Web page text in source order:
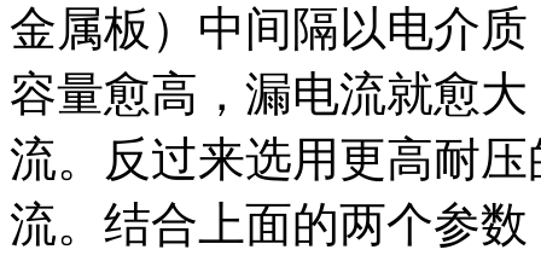
金属板）中间隔以电介
容量愈高，漏电流就愈
流。反过来选用更高耐
流。结合上面的两个参